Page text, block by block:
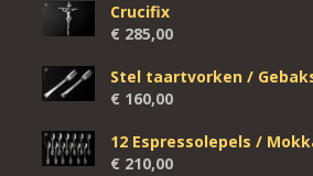
Crucifix
€ 285,00
Stel taartvorken /
€ 160,00
12 Espressolepels /
€ 210,00